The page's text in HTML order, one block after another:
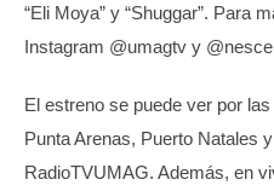
“Eli Moya” y “Shuggar”. Para
Instagram @umagtv y
El estreno se puede ver por
Punta Arenas, Puerto Natales
RadioTVUMAG. Además, en